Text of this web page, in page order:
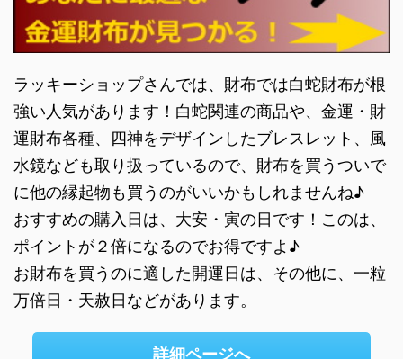
ラッキーショップさんでは、財布では白蛇財布が根
強い人気があります！白蛇関連の商品や、金運・財
運財布各種、四神をデザインしたブレスレット、風
水鏡なども取り扱っているので、財布を買うついで
に他の縁起物も買うのがいいかもしれませんね♪
おすすめの購入日は、大安・寅の日です！このは、
ポイントが２倍になるのでお得ですよ♪
お財布を買うのに適した開運日は、その他に、一粒
万倍日・天赦日などがあります。
詳細ページへ